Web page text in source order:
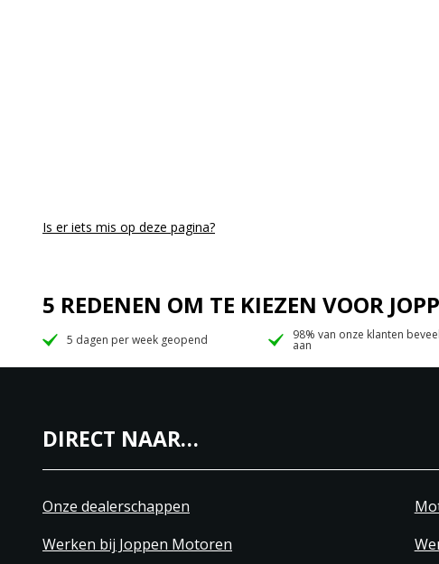
Is er iets mis op deze pagina?
5 REDENEN OM TE KIEZEN VOOR
5 dagen per week geopend 98% van onze klanten
aan
DIRECT NAAR…
Onze dealerschappen
Werken bij Joppen Motoren